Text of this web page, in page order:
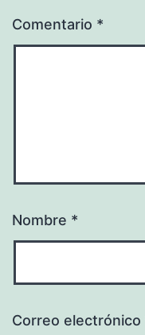
Comentario *
Nombre *
Correo electrónico